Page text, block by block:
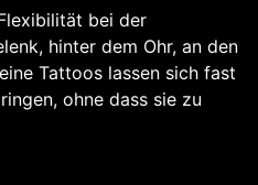
bei der
hinter dem Ohr, an den
Tattoos lassen sich fast
ohne dass sie zu